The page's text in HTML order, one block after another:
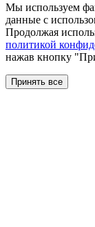
Мы используем
данные с
Продолжая
политикой
нажав кнопку
Принять все